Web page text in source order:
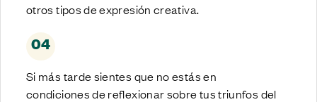
otros tipos de expresión creativa.
04
Si más tarde sientes que no estás en
condiciones de reflexionar sobre tus triunfos del